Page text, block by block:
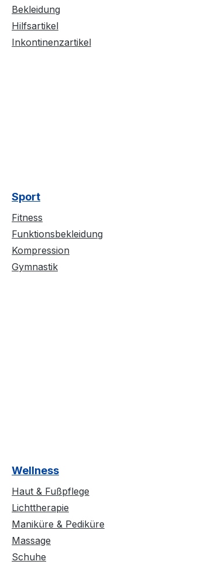
Bekleidung
Hilfsartikel
Inkontinenzartikel
Sport
Fitness
Funktionsbekleidung
Kompression
Gymnastik
Wellness
Haut & Fußpflege
Lichttherapie
Maniküre & Pediküre
Massage
Schuhe